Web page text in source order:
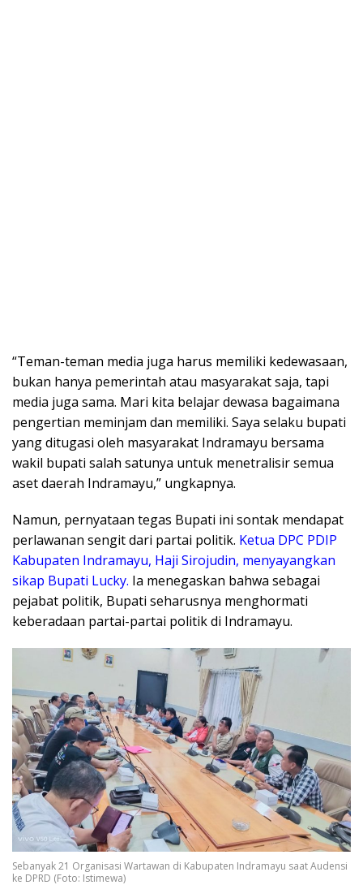
“Teman-teman media juga harus memiliki kedewasaan,
bukan hanya pemerintah atau masyarakat saja, tapi
media juga sama. Mari kita belajar dewasa bagaimana
pengertian meminjam dan memiliki. Saya selaku bupati
yang ditugasi oleh masyarakat Indramayu bersama
wakil bupati salah satunya untuk menetralisir semua
aset daerah Indramayu,” ungkapnya.
Namun, pernyataan tegas Bupati ini sontak mendapat
perlawanan sengit dari partai politik. Ketua DPC PDIP
Kabupaten Indramayu, Haji Sirojudin, menyayangkan
sikap Bupati Lucky. Ia menegaskan bahwa sebagai
pejabat politik, Bupati seharusnya menghormati
keberadaan partai-partai politik di Indramayu.
Sebanyak 21 Organisasi Wartawan di Kabupaten Indramayu saat Audensi
ke DPRD (Foto: Istimewa)